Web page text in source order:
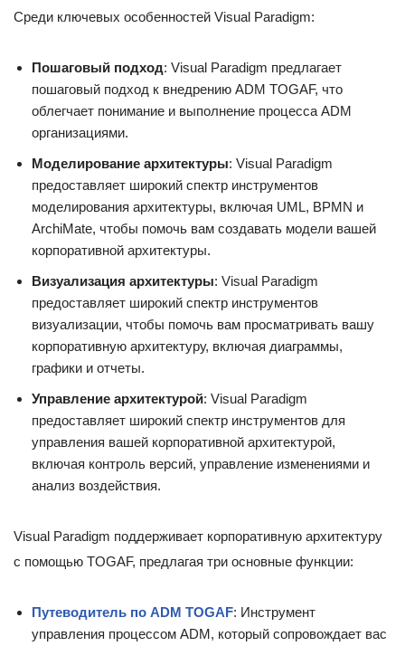
Среди ключевых особенностей Visual Paradigm:
Пошаговый подход: Visual Paradigm предлагает
пошаговый подход к внедрению ADM TOGAF, что
облегчает понимание и выполнение процесса ADM
организациями.
Моделирование архитектуры: Visual Paradigm
предоставляет широкий спектр инструментов
моделирования архитектуры, включая UML, BPMN и
ArchiMate, чтобы помочь вам создавать модели вашей
корпоративной архитектуры.
Визуализация архитектуры: Visual Paradigm
предоставляет широкий спектр инструментов
визуализации, чтобы помочь вам просматривать вашу
корпоративную архитектуру, включая диаграммы,
графики и отчеты.
Управление архитектурой: Visual Paradigm
предоставляет широкий спектр инструментов для
управления вашей корпоративной архитектурой,
включая контроль версий, управление изменениями и
анализ воздействия.
Visual Paradigm поддерживает корпоративную архитектуру
с помощью TOGAF, предлагая три основные функции:
Путеводитель по ADM TOGAF: Инструмент
управления процессом ADM, который сопровождает вас